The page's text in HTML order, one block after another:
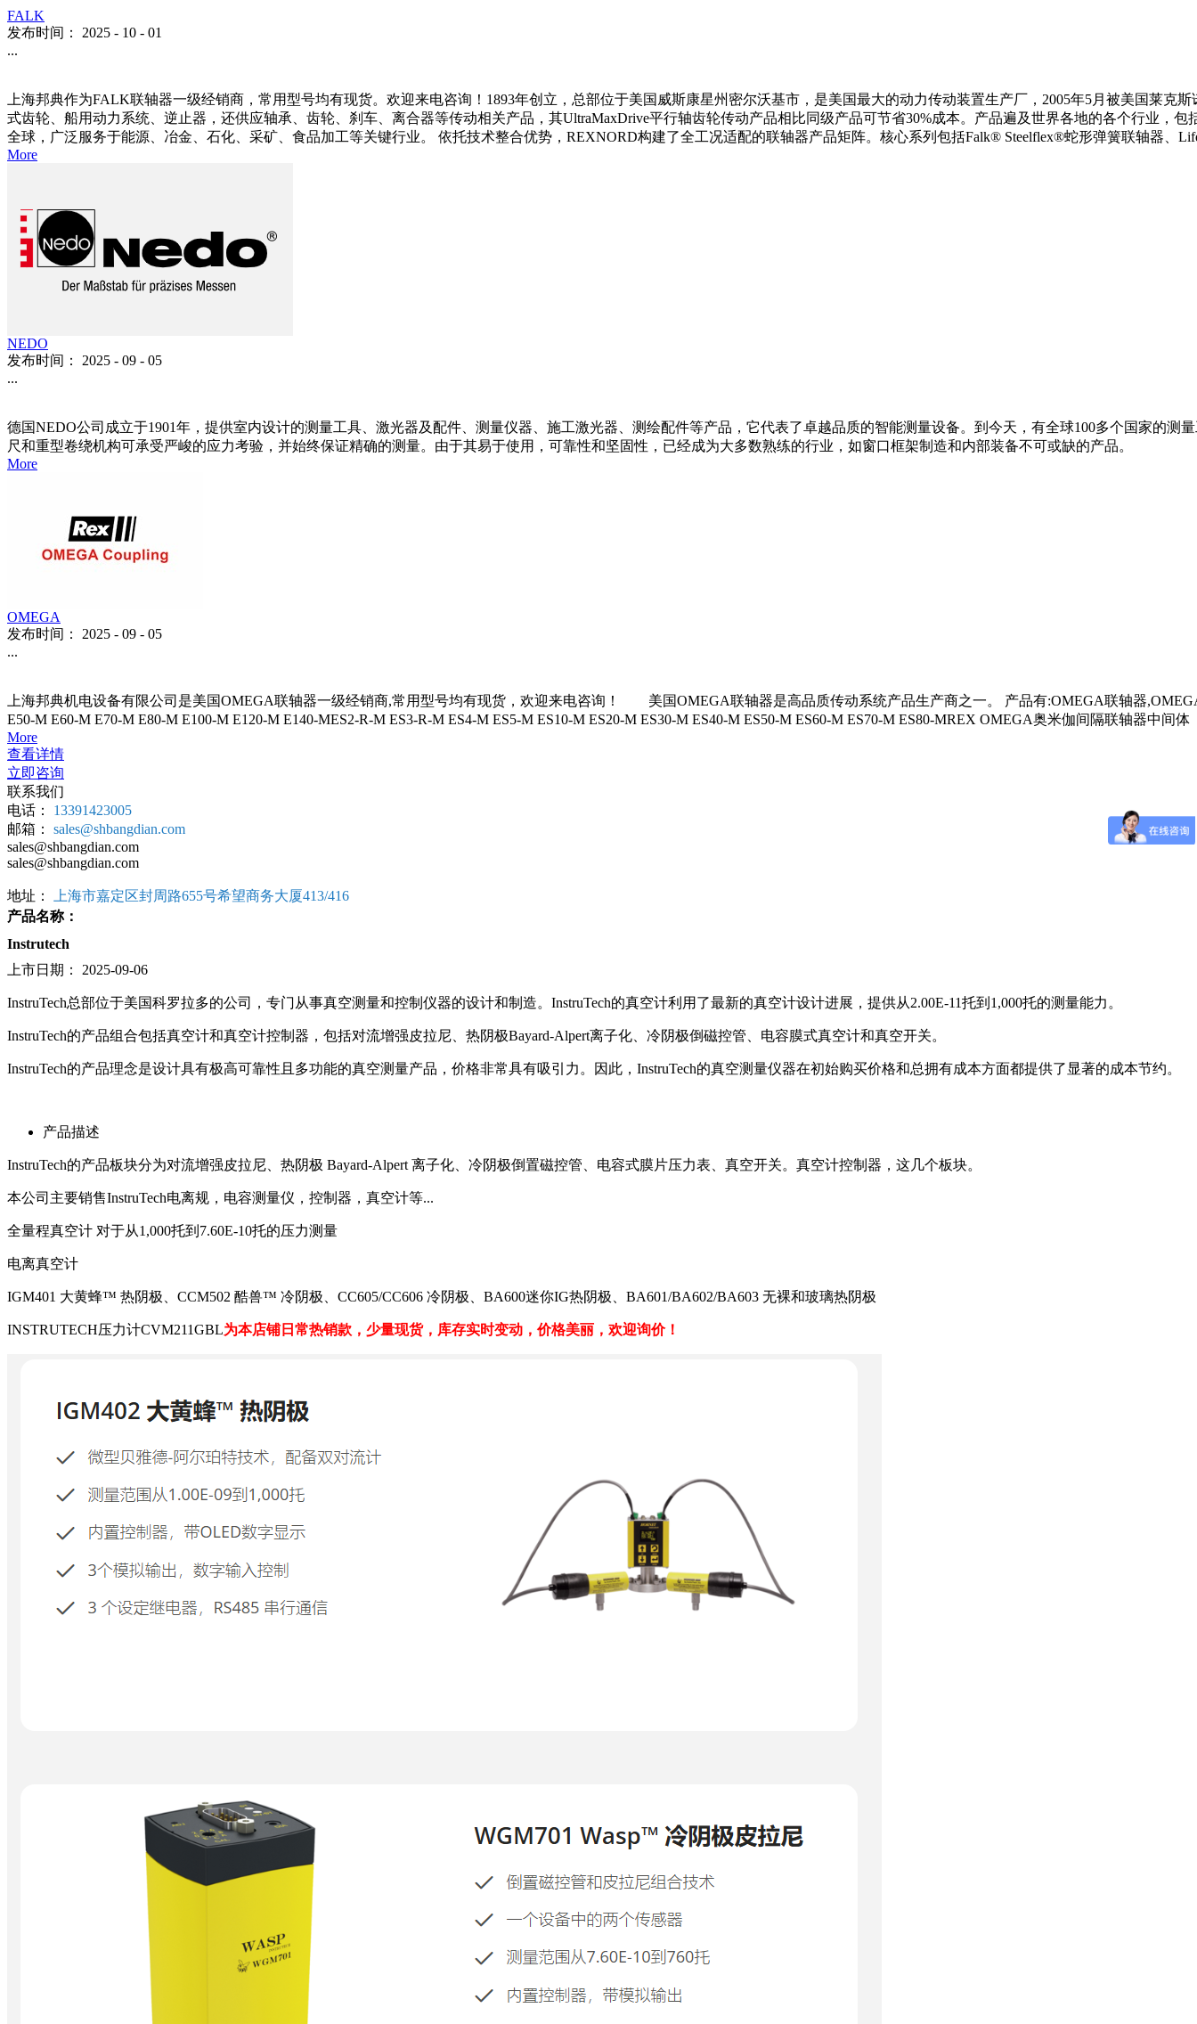
FALK
发布时间：
2025 - 10 - 01
...
上海邦典作为FALK联轴器一级经销商，常用型号均有现货。欢迎来电咨询！1893年创立，总部位于美国威斯康星州密尔沃基市，是美国最大的动力传动装置生产厂，2005年5月被美国莱
式齿轮、船用动力系统、逆止器，还供应轴承、齿轮、刹车、离合器等传动相关产品，其UltraMaxDrive平行轴齿轮传动产品相比同级产品可节省30%成本。产品遍及世界各地的各个行业
全球，广泛服务于能源、冶金、石化、采矿、食品加工等关键行业。 依托技术整合优势，REXNORD构建了全工况适配的联轴器产品矩阵。核心系列包括Falk® Steelflex®蛇形弹簧联轴器
More
NEDO
发布时间：
2025 - 09 - 05
...
德国NEDO公司成立于1901年，提供室内设计的测量工具、激光器及配件、测量仪器、施工激光器、测绘配件等产品，它代表了卓越品质的智能测量设备。到今天，有全球100多个国家
尺和重型卷绕机构可承受严峻的应力考验，并始终保证精确的测量。由于其易于使用，可靠性和坚固性，已经成为大多数熟练的行业，如窗口框架制造和内部装备不可或缺的产品。
More
OMEGA
发布时间：
2025 - 09 - 05
...
上海邦典机电设备有限公司是美国OMEGA联轴器一级经销商,常用型号均有现货，欢迎来电咨询！ 美国OMEGA联轴器是高品质传动系统产品生产商之一。 产品有:OMEGA联轴器
E50-M E60-M E70-M E80-M E100-M E120-M E140-MES2-R-M ES3-R-M ES4-M ES5-M ES10-M ES20-M ES30-M ES40-M ES50-M ES60-M ES70-M ES80-MREX OMEGA奥米伽间隔联轴器中间体
More
查看详情
立即咨询
联系我们
电话：
13391423005
邮箱：
sales@shbangdian.com
sales@shbangdian.com
sales@shbangdian.com
地址：
上海市嘉定区封周路655号希望商务大厦413/416
产品名称：
Instrutech
上市日期： 2025-09-06
InstruTech总部位于美国科罗拉多的公司，专门从事真空测量和控制仪器的设计和制造。InstruTech的真空计利用了最新的真空计设计进展，提供从2.00E-11托到1,000托的测量能力。
InstruTech的产品组合包括真空计和真空计控制器，包括对流增强皮拉尼、热阴极Bayard-Alpert离子化、冷阴极倒磁控管、电容膜式真空计和真空开关。
InstruTech的产品理念是设计具有极高可靠性且多功能的真空测量产品，价格非常具有吸引力。因此，InstruTech的真空测量仪器在初始购买价格和总拥有成本方面都提供了显著的成本节约。
产品描述
InstruTech的产品板块分为对流增强皮拉尼、热阴极 Bayard-Alpert 离子化、冷阴极倒置磁控管、电容式膜片压力表、真空开关。真空计控制器，这几个板块。
本公司主要销售InstruTech电离规，电容测量仪，控制器，真空计等...
全量程真空计 对于从1,000托到7.60E-10托的压力测量
电离真空计
IGM401 大黄蜂™ 热阴极、CCM502 酷兽™ 冷阴极、CC605/CC606 冷阴极、BA600迷你IG热阴极、BA601/BA602/BA603 无裸和玻璃热阴极
INSTRUTECH压力计CVM211GBL为本店铺日常热销款，少量现货，库存实时变动，价格美丽，欢迎询价！